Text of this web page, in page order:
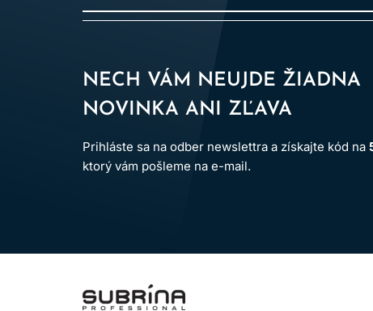
NECH VÁM NEUJDE ŽIADNA
NOVINKA ANI ZĽAVA
Prihláste sa na odber newslettra a získajte kód na
ktorý vám pošleme na e-mail.
LOMAX